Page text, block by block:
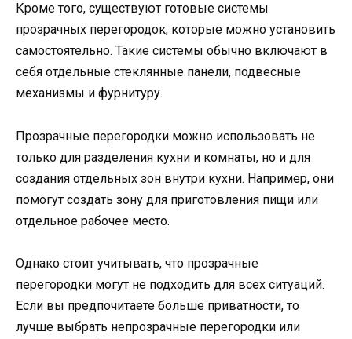
Кроме того, существуют готовые системы
прозрачных перегородок, которые можно установить
самостоятельно. Такие системы обычно включают в
себя отдельные стеклянные панели, подвесные
механизмы и фурнитуру.
Прозрачные перегородки можно использовать не
только для разделения кухни и комнаты, но и для
создания отдельных зон внутри кухни. Например, они
помогут создать зону для приготовления пищи или
отдельное рабочее место.
Однако стоит учитывать, что прозрачные
перегородки могут не подходить для всех ситуаций.
Если вы предпочитаете больше приватности, то
лучше выбрать непрозрачные перегородки или